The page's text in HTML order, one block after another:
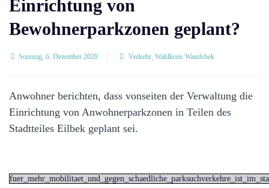
Einrichtung von
Bewohnerparkzonen geplant?
Sonntag, 6. Dezember 2020 Verkehr, Wahlkreis Wandsbek
Anwohner berichten, dass vonseiten der Verwaltung die
Einrichtung von Anwohnerparkzonen in Teilen des
Stadtteiles Eilbek geplant sei.